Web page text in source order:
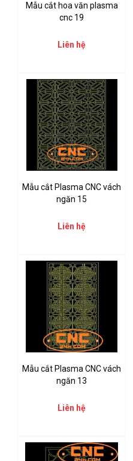
Mẫu cắt hoa văn plasma
cnc 19
Liên hệ
Mẫu cắt Plasma CNC vách
ngăn 15
Liên hệ
Mẫu cắt Plasma CNC vách
ngăn 13
Liên hệ